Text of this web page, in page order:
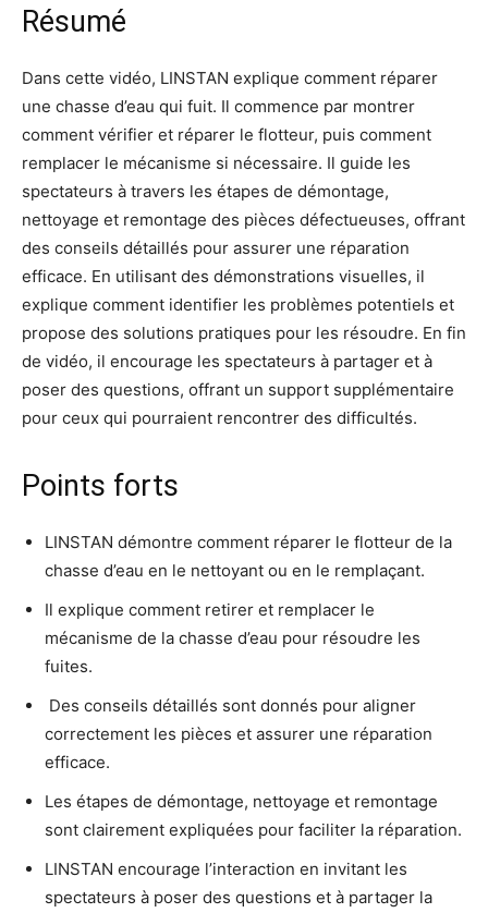
Résumé
Dans cette vidéo, LINSTAN explique comment réparer
une chasse d’eau qui fuit. Il commence par montrer
comment vérifier et réparer le flotteur, puis comment
remplacer le mécanisme si nécessaire. Il guide les
spectateurs à travers les étapes de démontage,
nettoyage et remontage des pièces défectueuses, offrant
des conseils détaillés pour assurer une réparation
efficace. En utilisant des démonstrations visuelles, il
explique comment identifier les problèmes potentiels et
propose des solutions pratiques pour les résoudre. En fin
de vidéo, il encourage les spectateurs à partager et à
poser des questions, offrant un support supplémentaire
pour ceux qui pourraient rencontrer des difficultés.
Points forts
LINSTAN démontre comment réparer le flotteur de la
chasse d’eau en le nettoyant ou en le remplaçant.
Il explique comment retirer et remplacer le
mécanisme de la chasse d’eau pour résoudre les
fuites.
️ Des conseils détaillés sont donnés pour aligner
correctement les pièces et assurer une réparation
efficace.
Les étapes de démontage, nettoyage et remontage
sont clairement expliquées pour faciliter la réparation.
LINSTAN encourage l’interaction en invitant les
spectateurs à poser des questions et à partager la